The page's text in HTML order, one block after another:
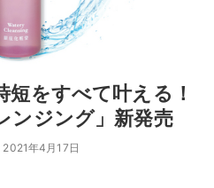
をすべて叶える！
ンジング」新発売
2021年4月17日